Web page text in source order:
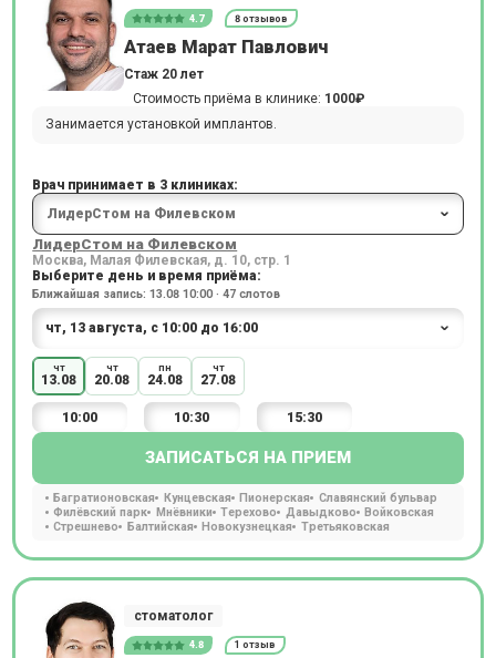
4.7 8 отзывов
Атаев Марат Павлович
Стаж 20 лет
Стоимость приёма в клинике: 1000₽
Занимается установкой имплантов.
Врач принимает в 3 клиниках:
ЛидерСтом на Филевском
Москва, Малая Филевская, д. 10, стр. 1
Выберите день и время приёма:
Ближайшая запись: 13.08 10:00 · 47 слотов
чт
13.08
чт
20.08
пн
24.08
чт
27.08
10:00 10:30 15:30
ЗАПИСАТЬСЯ НА ПРИЕМ
Багратионовская Кунцевская Пионерская
Славянский бульвар
Филёвский парк
Мнёвники Терехово Давыдково
Войковская
Стрешнево
Балтийская Новокузнецкая Третьяковская
стоматолог
4.8 1 отзыв